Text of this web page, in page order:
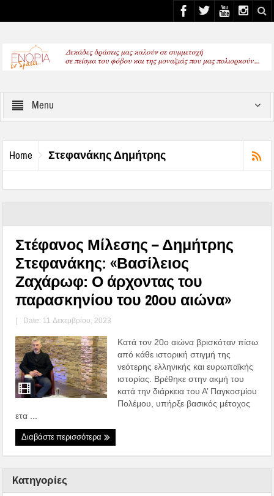
Menu
Home Στεφανάκης Δημήτρης
Στέφανος Μίλεσης – Δημήτρης
Στεφανάκης: «Βασίλειος
Ζαχάρωφ: Ο άρχοντας του
παρασκηνίου του 20ου αιώνα»
| Date: 11 Δεκεμβρίου, 2023
Κατά τον 20ο αιώνα βρισκόταν πίσω
από κάθε ιστορική στιγμή της
νεότερης ελληνικής και ευρωπαϊκής
ιστορίας. Βρέθηκε στην ακμή του
κατά την διάρκεια του Α’ Παγκοσμίου
Πολέμου, υπήρξε βασικός μέτοχος
ετα ...
Διαβάστε περισσότερα
Kατηγορίες